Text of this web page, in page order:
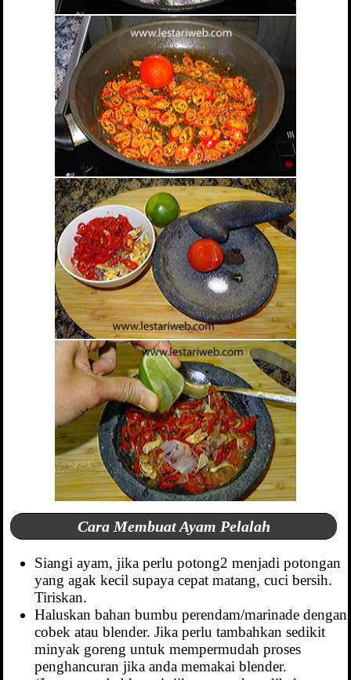
Cara Membuat Ayam Pelalah
Siangi ayam, jika perlu potong2 menjadi potongan
yang agak kecil supaya cepat matang, cuci bersih.
Tiriskan.
Haluskan bahan bumbu perendam/marinade dengan
cobek atau blender. Jika perlu tambahkan sedikit
minyak goreng untuk mempermudah proses
penghancuran jika anda memakai blender.